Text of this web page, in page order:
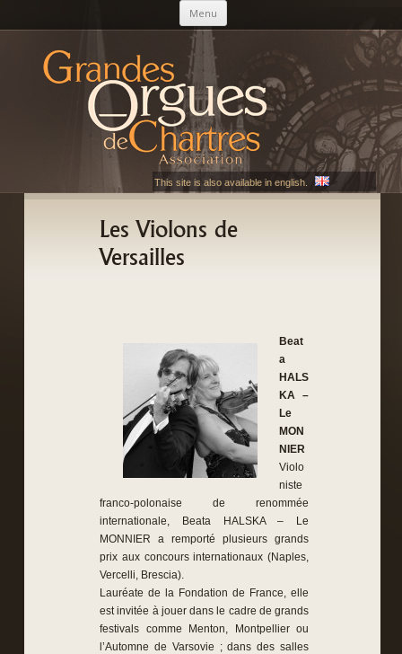
Menu Aller au contenu principal
AGOC
Les Grandes Orgues de Chartres
This site is also available in english.
Les Violons de
Versailles
Beat
a
HALS
KA –
Le
MON
NIER
Violo
niste
franco-polonaise de renommée
internationale, Beata HALSKA – Le
MONNIER a remporté plusieurs grands
prix aux concours internationaux (Naples,
Vercelli, Brescia).
Lauréate de la Fondation de France, elle
est invitée à jouer dans le cadre de grands
festivals comme Menton, Montpellier ou
l’Automne de Varsovie ; dans des salles